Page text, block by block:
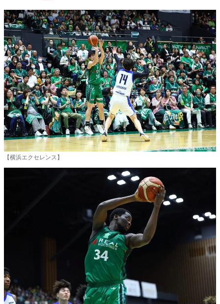
【横浜エクセレンス】